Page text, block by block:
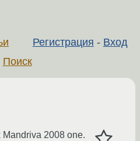
Регистрация - Вход
Поиск
2008 one.